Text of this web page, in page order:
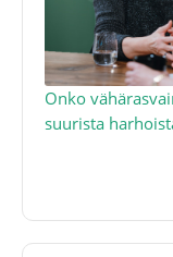
Onko
suurista